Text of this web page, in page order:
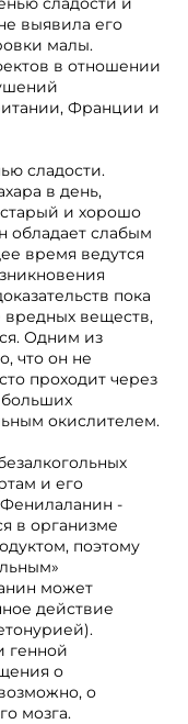
выявила его
малы.
в отношении
Франции и
сладости.
в день,
и хорошо
обладает слабым
время ведутся
пока
вредных веществ,
Одним из
что он не
проходит через
окислителем.
и его
-
в организме
поэтому
может
действие
генной
о
о
мозга.